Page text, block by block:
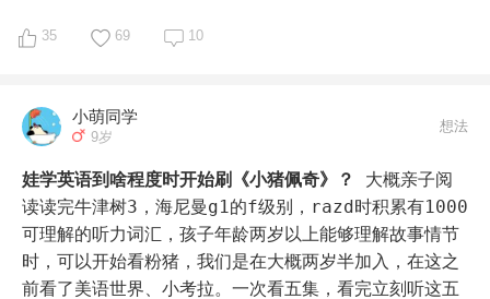
听懂佩奇后配上口语课，目前英文复述都没问题了，还能
自编故事
没有讲过语法，除了时态说的时候不区分（is was）其
他没有大问题
我认为粉猪功不可没啊
首先，单集时间短
的次数。
第四，亲子阅读到初章开始后加入绘本，或者认字后当作
阅读材料。这部分其实不需要太早。永远是听力领先于阅
读1-2个级别，所以不需要那么快加入动画片绘本。
35 69 10
小萌同学
9岁
想法
娃学英语到啥程度时开始刷《小猪佩奇》？
大概亲子阅
读读完牛津树3，海尼曼g1的f级别，razd时积累有1000
可理解的听力词汇，孩子年龄两岁以上能够理解故事情节
时，可以开始看粉猪，我们是在大概两岁半加入，在这之
前看了美语世界、小考拉。一次看五集，看完立刻听这五